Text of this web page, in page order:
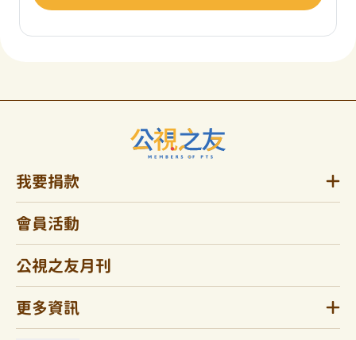
我要捐款
會員活動
公視之友月刊
更多資訊